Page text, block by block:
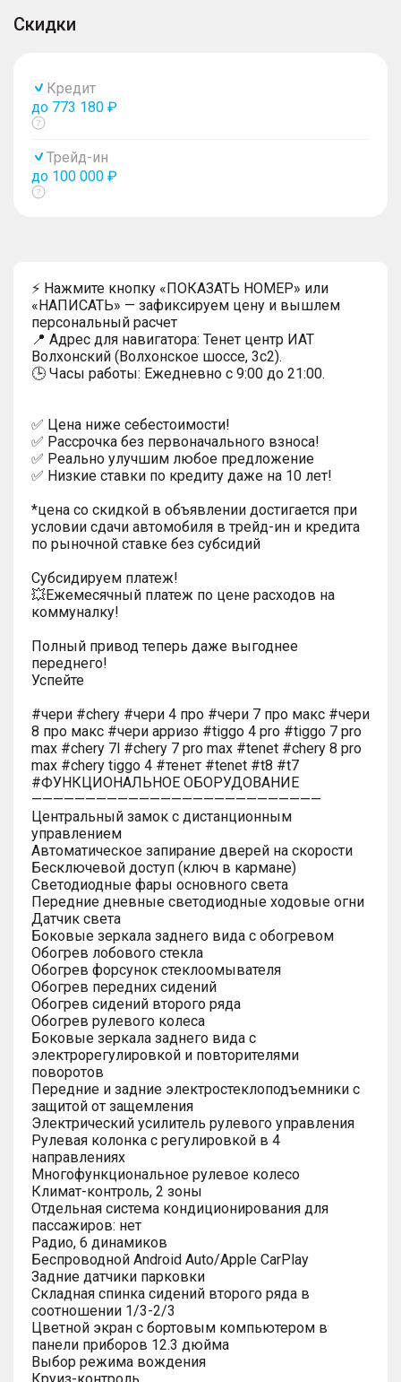
Скидки
Кредит
до 773 180 ₽
Показать
Трейд-ин
до 100 000 ₽
Показать
⚡ Нажмите кнопку «ПОКАЗАТЬ НОМЕР» или
«НАПИСАТЬ» — зафиксируем цену и вышлем
персональный расчет
📍 Адрес для навигатора: Тенет центр ИАТ
Волхонский (Волхонское шоссе, 3с2).
🕒 Часы работы: Ежедневно с 9:00 до 21:00.
✅ Цена ниже себестоимости!
✅ Рассрочка без первоначального взноса!
✅ Реально улучшим любое предложение
✅ Низкие ставки по кредиту даже на 10 лет!
*цена со скидкой в объявлении достигается при
условии сдачи автомобиля в трейд-ин и кредита
по рыночной ставке без субсидий
Субсидируем платеж!
💥Ежемесячный платеж по цене расходов на
коммуналку!
Полный привод теперь даже выгоднее
переднего!
Успейте
#чери #chery #чери 4 про #чери 7 про макс #чери
8 про макс #чери арризо #tiggo 4 pro #tiggo 7 pro
max #chery 7l #chery 7 pro max #tenet #chery 8 pro
max #chery tiggo 4 #тенет #tenet #t8 #t7
#ФУНКЦИОНАЛЬНОЕ ОБОРУДОВАНИЕ
———————————————————————————
Центральный замок с дистанционным
управлением
Автоматическое запирание дверей на скорости
Бесключевой доступ (ключ в кармане)
Светодиодные фары основного света
Передние дневные светодиодные ходовые огни
Датчик света
Боковые зеркала заднего вида с обогревом
Обогрев лобового стекла
Обогрев форсунок стеклоомывателя
Обогрев передних сидений
Обогрев сидений второго ряда
Обогрев рулевого колеса
Боковые зеркала заднего вида с
электрорегулировкой и повторителями
поворотов
Передние и задние электростеклоподъемники с
защитой от защемления
Электрический усилитель рулевого управления
Рулевая колонка с регулировкой в 4
направлениях
Многофункциональное рулевое колесо
Климат-контроль, 2 зоны
Отдельная система кондиционирования для
пассажиров: нет
Радио, 6 динамиков
Беспроводной Android Auto/Apple CarPlay
Задние датчики парковки
Складная спинка сидений второго ряда в
соотношении 1/3-2/3
Цветной экран с бортовым компьютером в
панели приборов 12.3 дюйма
Выбор режима вождения
Круиз-контроль